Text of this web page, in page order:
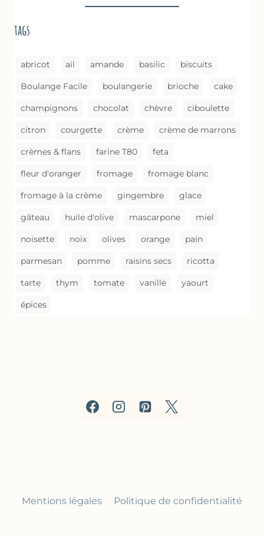
LA
tags
abricot ail amande basilic biscuits
Boulange Facile boulangerie brioche cake
champignons chocolat chèvre ciboulette
citron courgette crème crème de marrons
crèmes & flans farine T80 feta
fleur d'oranger fromage fromage blanc
fromage à la crème gingembre glace
gâteau huile d'olive mascarpone miel
noisette noix olives orange pain
parmesan pomme raisins secs ricotta
tarte thym tomate vanille yaourt
épices
Mentions légales Politique de confidentialité